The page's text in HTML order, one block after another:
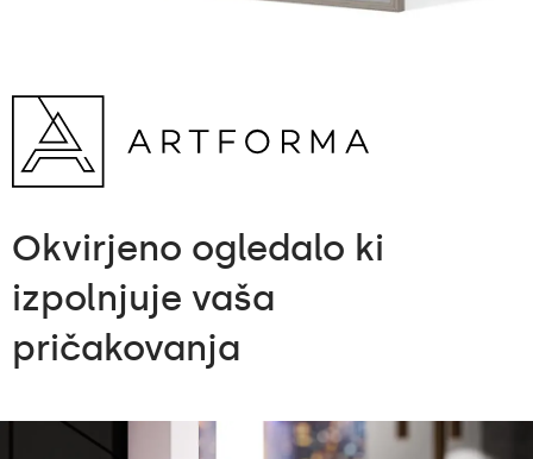
Okvirjeno ogledalo ki
izpolnjuje vaša
pričakovanja